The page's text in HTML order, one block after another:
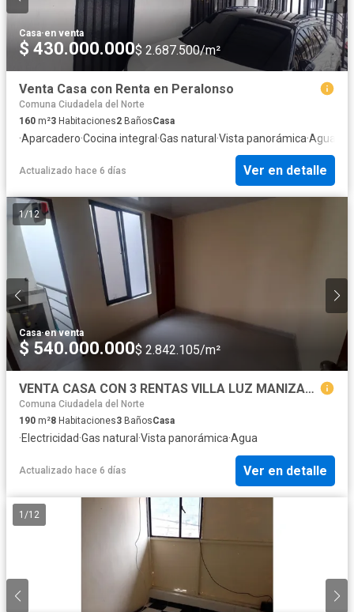
Casa·en venta
$ 430.000.000$ 2.687.500/m²
Venta Casa con Renta en Peralonso
Comuna Ciudadela del Norte
160 m²3 Habitaciones2 BañosCasa
·Aparcadero·Cocina integral ·Gas natural ·Vista panorámica·Agua
Actualizado hace 6 días Ver en detalle
1/12
Casa·en venta
$ 540.000.000$ 2.842.105/m²
VENTA CASA CON 3 RENTAS VILLA LUZ MANIZALES | INMOBILIARIA MANIZALES
Comuna Ciudadela del Norte
190 m²8 Habitaciones3 BañosCasa
·Electricidad·Gas natural ·Vista panorámica·Agua
Actualizado hace 6 días Ver en detalle
1 /12